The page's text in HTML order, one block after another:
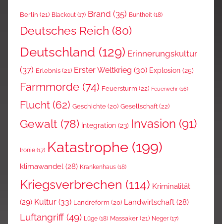
Berlin (21) Blackout (17) Brand (35) Buntheit (18)
Deutsches Reich (80)
Deutschland (129) Erinnerungskultur
(37) Erlebnis (21) Erster Weltkrieg (30) Explosion (25)
Farmmorde (74) Feuersturm (22) Feuerwehr (16)
Flucht (62) Geschichte (20) Gesellschaft(22)
Gewalt (78) Integration (23) Invasion (91)
Ironie (17) Katastrophe (199)
klimawandel (28) Krankenhaus (18)
Kriegsverbrechen (114) Kriminalität
(29) Kultur (33) Landreform (20) Landwirtschaft (28)
Luftangriff (49) Lüge (18) Massaker (21) Neger (17)